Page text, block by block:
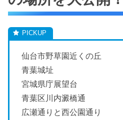
仙台市野草園近くの丘
青葉城址
宮城県庁展望台
青葉区川内澱橋通
広瀬通りと西公園通り